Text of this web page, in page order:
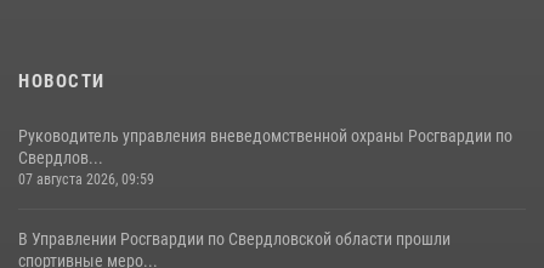
НОВОСТИ
Руководитель управления вневедомственной охраны Росгвардии по
Свердлов...
07 августа 2026, 09:59
В Управлении Росгвардии по Свердловской области прошли
спортивные меро...